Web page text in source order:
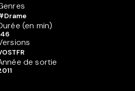
(en min)
de sortie